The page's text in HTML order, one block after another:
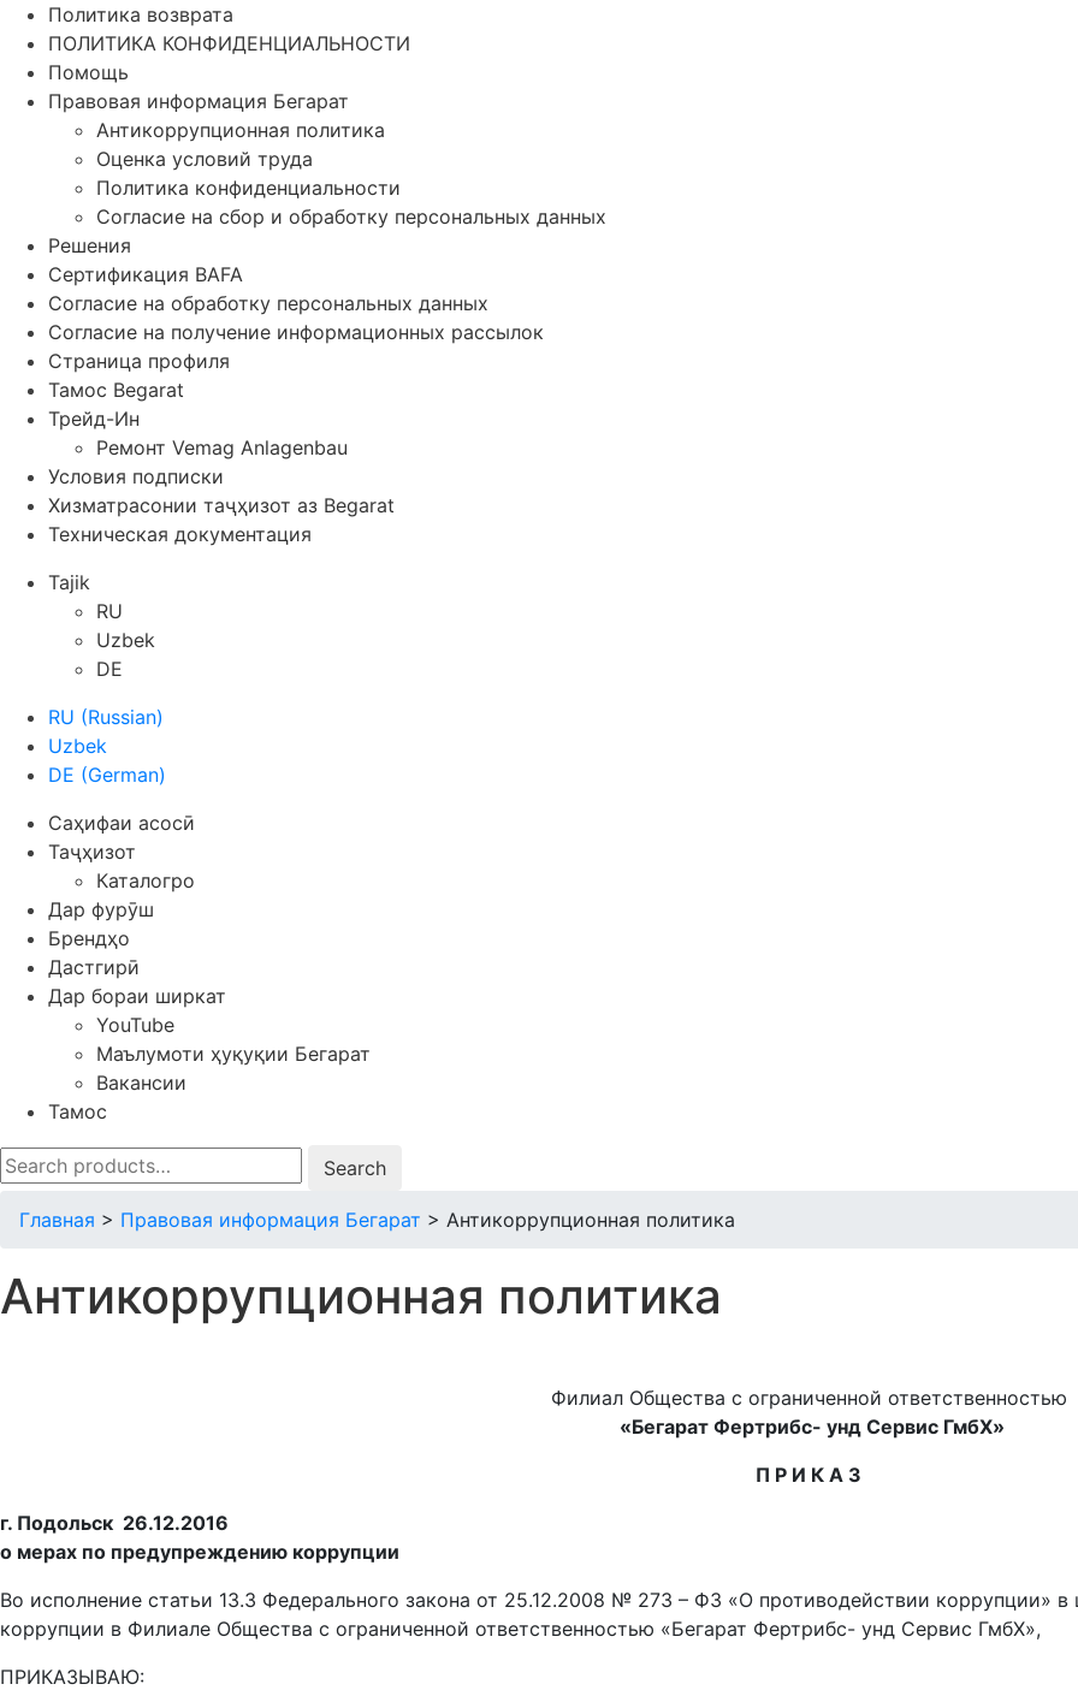
Политика возврата
ПОЛИТИКА КОНФИДЕНЦИАЛЬНОСТИ
Помощь
Правовая информация Бегарат
Антикоррупционная политика
Оценка условий труда
Политика конфиденциальности
Согласие на сбор и обработку персональных данных
Решения
Сертификация BAFA
Согласие на обработку персональных данных
Согласие на получение информационных рассылок
Страница профиля
Тамос Begarat
Трейд-Ин
Ремонт Vemag Anlagenbau
Условия подписки
Хизматрасонии таҷҳизот аз Begarat
Техническая документация
Tajik
RU
Uzbek
DE
RU (Russian)
Uzbek
DE (German)
Саҳифаи асосӣ
Таҷҳизот
Каталогро
Дар фурӯш
Брендҳо
Дастгирӣ
Дар бораи ширкат
YouTube
Маълумоти ҳуқуқии Бегарат
Вакансии
Тамос
Search
for:
Главная > Правовая информация Бегарат > Антикоррупционная политика
Антикоррупционная политика
Филиал Общества с ограниченной ответственностью
«Бегарат Фертрибс- унд Сервис ГмбХ»
П Р И К А З
г. Подольск 26.12.2016
о мерах по предупреждению коррупции
Во исполнение статьи 13.3 Федерального закона от 25.12.2008 № 273 – ФЗ «О противодействии коррупции»
коррупции в Филиале Общества с ограниченной ответственностью «Бегарат Фертрибс- унд Сервис ГмбХ»,
ПРИКАЗЫВАЮ: